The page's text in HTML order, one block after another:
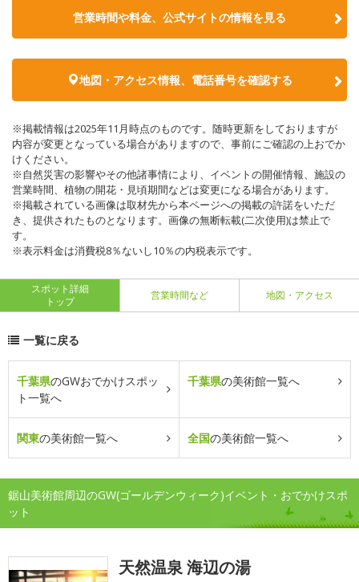
営業時間や料金、公式サイトの情報を見る
地図・アクセス情報、電話番号を確認する
※掲載情報は2025年11月時点のものです。随時更新をしておりますが
内容が変更となっている場合がありますので、事前にご確認の上おでか
けください。
※自然災害の影響やその他諸事情により、イベントの開催情報、施設の
営業時間、植物の開花・見頃期間などは変更になる場合があります。
※掲載されている画像は取材先から本ページへの掲載の許諾をいただ
き、提供されたものとなります。画像の無断転載(二次使用)は禁止で
す。
※表示料金は消費税8％ないし10％の内税表示です。
スポット詳細
トップ
営業時間など 地図・アクセス
一覧に戻る
千葉県のGWおでかけスポッ
ト一覧へ
千葉県の美術館一覧へ
関東の美術館一覧へ 全国の美術館一覧へ
鋸山美術館周辺のGW(ゴールデンウィーク)イベント・おでかけスポ
ット
天然温泉 海辺の湯